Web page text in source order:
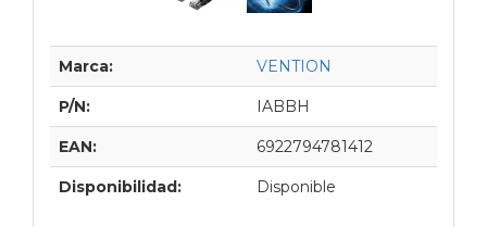
Marca: VENTION
P/N: IABBH
EAN: 6922794781412
Disponibilidad: Disponible